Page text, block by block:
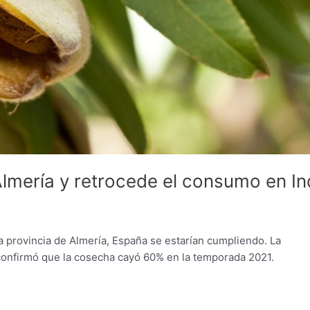
y retrocede el consumo en
de Almería, España se estarían cumpliendo. La
que la cosecha cayó 60% en la temporada 2021.